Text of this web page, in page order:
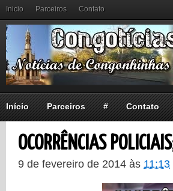
Inicio Parceiros Contato
Início Parceiros # Contato
OCORRÊNCIAS
9 de fevereiro de 2014 às 11:13